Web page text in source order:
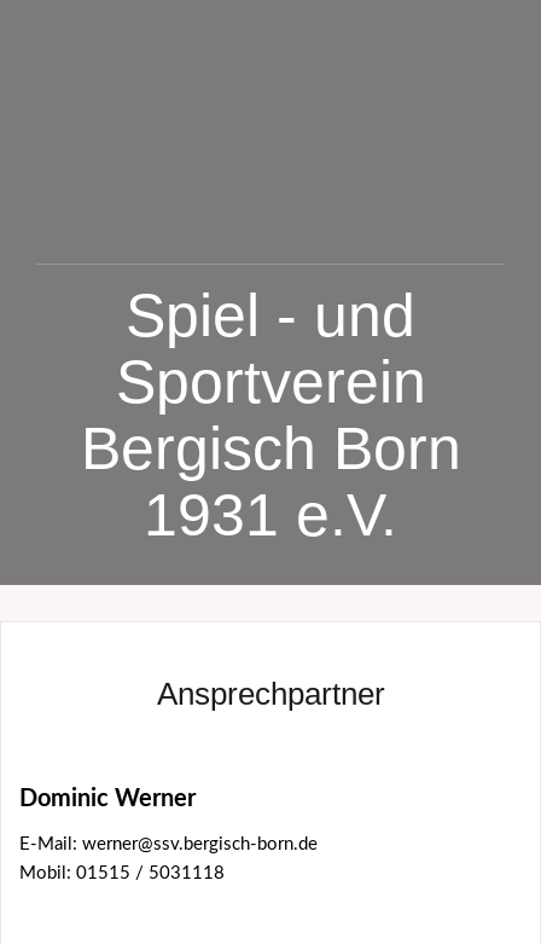
Spiel - und
Sportverein
Bergisch Born
1931 e.V.
Ansprechpartner
Dominic Werner
E-Mail: werner@ssv.bergisch-born.de
Mobil: 01515 / 5031118